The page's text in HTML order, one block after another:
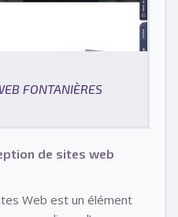
FONTANIÈRES
de sites web
Web est un élément